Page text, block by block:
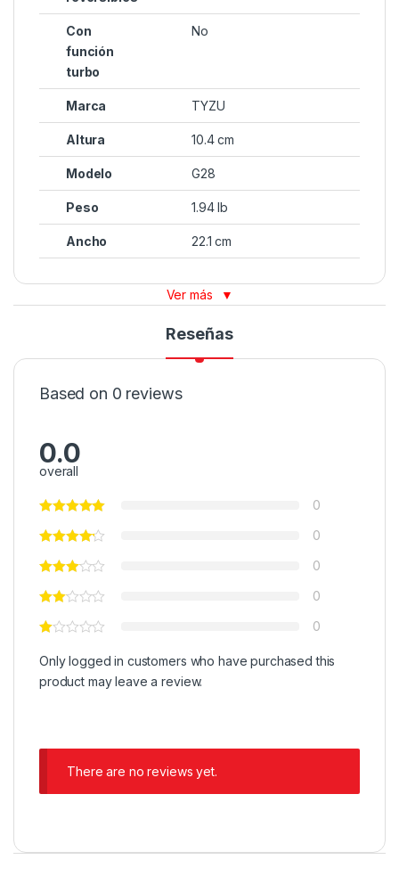
Con
función
turbo
No
Marca TYZU
Altura 10.4 cm
Modelo G28
Peso 1.94 lb
Ancho 22.1 cm
Ver más ▼
Reseñas
Based on 0 reviews
0.0
overall
0
0
0
0
0
Only logged in customers who have purchased this
product may leave a review.
There are no reviews yet.